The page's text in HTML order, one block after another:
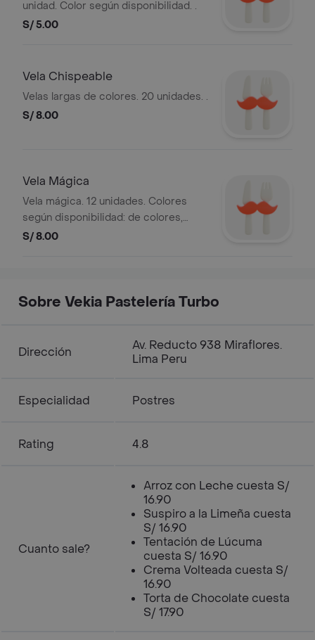
unidad. Color según disponibilidad. .
S/ 5.00
Vela Chispeable
Velas largas de colores. 20 unidades. .
S/ 8.00
Vela Mágica
Vela mágica. 12 unidades. Colores
según disponibilidad: de colores,
blanco o negro.
S/ 8.00
Sobre Vekia Pastelería Turbo
Dirección
Av. Reducto 938 Miraflores.
Lima Peru
Especialidad Postres
Rating 4.8
Cuanto sale?
Arroz con Leche cuesta S/
16.90
Suspiro a la Limeña cuesta
S/ 16.90
Tentación de Lúcuma
cuesta S/ 16.90
Crema Volteada cuesta S/
16.90
Torta de Chocolate cuesta
S/ 17.90